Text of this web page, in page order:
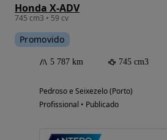
Honda X-ADV
745 cm3 • 59 cv
Promovido
5 787 km 745 cm3
Pedroso e Seixezelo (Porto)
Profissional • Publicado